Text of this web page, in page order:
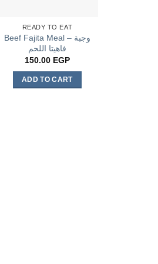
READY TO EAT
Beef Fajita Meal – وجبة
فاهيتا اللحم
150.00 EGP
ADD TO CART